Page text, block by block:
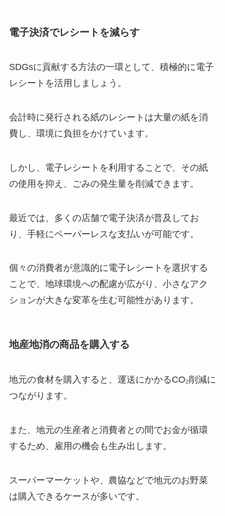
電子決済でレシートを減らす
SDGsに貢献する方法の一環として、積極的に電子
レシートを活用しましょう。
会計時に発行される紙のレシートは大量の紙を消
費し、環境に負担をかけています。
しかし、電子レシートを利用することで、その紙
の使用を抑え、ごみの発生量を削減できます。
最近では、多くの店舗で電子決済が普及してお
り、手軽にペーパーレスな支払いが可能です。
個々の消費者が意識的に電子レシートを選択する
ことで、地球環境への配慮が広がり、小さなアク
ションが大きな変革を生む可能性があります。
地産地消の商品を購入する
地元の食材を購入すると、運送にかかるCO₂削減に
つながります。
また、地元の生産者と消費者との間でお金が循環
するため、雇用の機会も生み出します。
スーパーマーケットや、農協などで地元のお野菜
は購入できるケースが多いです。